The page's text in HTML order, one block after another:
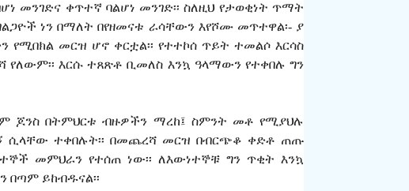
መንገድና ቀጥተኛ ባልሆነ መንገድ፡፡ ስለዚህ የታወቂነት ጥማት
ነን በማለት በየዘመናቱ ራሳቸውን እየሾሙ መጥተዋል፡- ያ
መርዝ ሆኖ ቀርቷል፡፡ የተተኮሰ ጥይት ተመልሶ እርሳስ
እርሱ ተጸጽቶ ቢመለስ እንኳ ዓላማውን የተቀበሉ ግን
ጆንስ በትምህርቱ ብዙዎችን ማረከ፤ ስምንት መቶ የሚያህሉ
ሲላቸው ተቀበሉት፡፡ በመጨረሻ መርዝ በብርጭቆ ቀድቶ ጠጡ
መምህራን የተሰጠ ነው፡፡ ለእውነተኞቹ ግን ጥቂት እንኳ
በጣም ይከብዱናል፡፡